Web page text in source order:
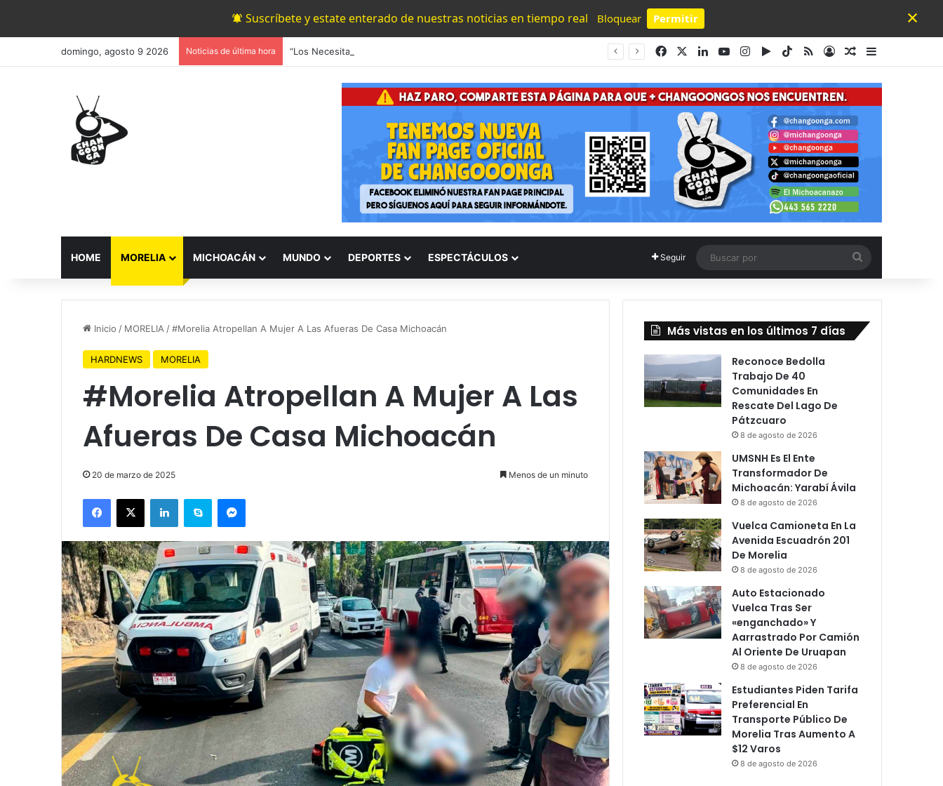
Suscríbete y estate enterado de nuestras noticias en tiempo real Bloquear Permitir
Powered by SendPulse
×
domingo, agosto 9 2026 Noticias de última hora FacebookLinkedInYouTubeInstagram
Google Play
TikTok
RSSAccesoPublicación al
Barra lateral
HOME MORELIA MICHOACÁN MUNDO DEPORTES ESPECTÁCULOS Seguir
por
Inicio / MORELIA /#Morelia Atropellan A Mujer A Las Afueras De Casa Michoacán
HARDNEWS MORELIA
#Morelia Atropellan A Mujer A Las
Afueras De Casa Michoacán
20 de marzo de 2025 Menos de un minuto
Facebook
X LinkedInSkype Messenger
Más vistas en los últimos 7 días
Reconoce Bedolla
Trabajo De 40
Comunidades En
Rescate Del Lago De
Pátzcuaro
8 de agosto de 2026
UMSNH Es El Ente
Transformador De
Michoacán: Yarabí Ávila
8 de agosto de 2026
Vuelca Camioneta En La
Avenida Escuadrón 201
De Morelia
8 de agosto de 2026
Auto Estacionado
Vuelca Tras Ser
«enganchado» Y
Aarrastrado Por Camión
Al Oriente De Uruapan
8 de agosto de 2026
Estudiantes Piden Tarifa
Preferencial En
Transporte Público De
Morelia Tras Aumento A
$12 Varos
8 de agosto de 2026